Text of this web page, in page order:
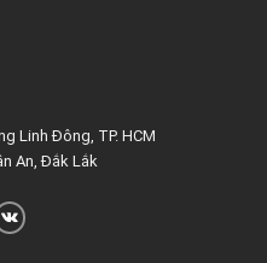
Linh Đông, TP. HCM
An, Đắk Lắk